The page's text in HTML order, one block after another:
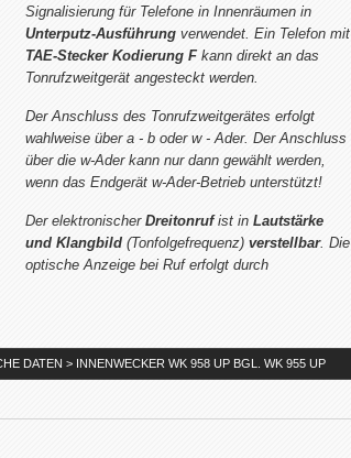
Signalisierung für Telefone in Innenräumen in
Unterputz-Ausführung verwendet. Ein Telefon mit
TAE-Stecker Kodierung Fkann direkt an das
Tonrufzweitgerät angesteckt werden.
Der Anschluss des Tonrufzweitgerätes erfolgt
wahlweise über a - b oder w - Ader. Der Anschluss
über die w-Ader kann nur dann gewählt werden,
wenn das Endgerät w-Ader-Betrieb unterstützt!
Der elektronischer Dreitonrufist in Lautstärke
und Klangbild (Tonfolgefrequenz) verstellbar. Die
optische Anzeige bei Ruf erfolgt durch
DATEN > INNENWECKER WK 958 UP BGL. WK 955 UP